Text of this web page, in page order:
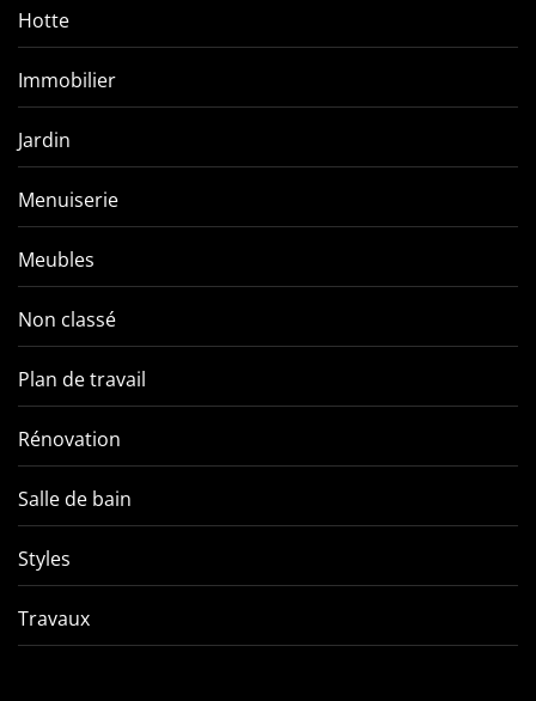
Hotte
Immobilier
Jardin
Menuiserie
Meubles
Non classé
Plan de travail
Rénovation
Salle de bain
Styles
Travaux